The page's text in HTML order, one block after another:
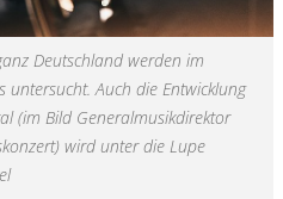
Deutschland werden im
untersucht. Auch die Entwicklung
(im Bild Generalmusikdirektor
wird unter die Lupe